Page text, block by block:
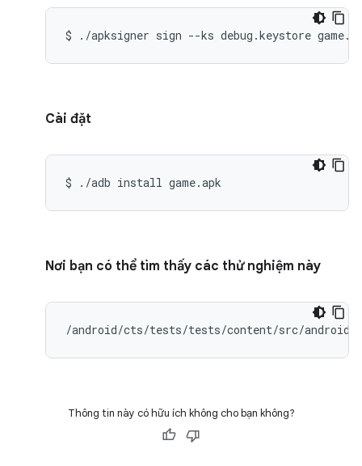
$ ./apksigner sign --ks debug.keystore
Cài đặt
$ ./adb install game.apk
Nơi bạn có thể tìm thấy các thử nghiệm này
/android/cts/tests/tests/content/src/android/
Thông tin này có hữu ích không cho bạn không?